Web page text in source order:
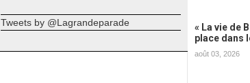
Tweets by @Lagrandeparade
« La vie de
place dans
août 03, 2026